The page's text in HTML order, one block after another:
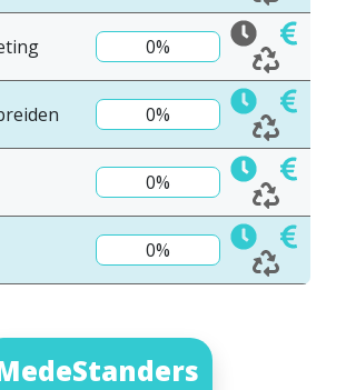
0%
0%
0%
0%